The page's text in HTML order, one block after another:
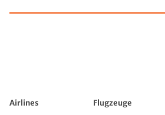
Airlines Flugzeuge